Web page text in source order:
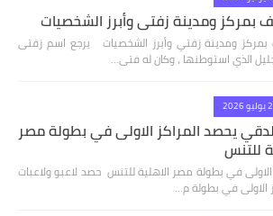
بمركز ومدينة زفتي وأبرز الشخصيات
بمركز ومدينة زفتي وأبرز الشخصيات يرجع اسم زفتى
الذي استوطنها ، وكان له فتى…
يحصد المراكز الاولى في بطولة مصر
للتنس
في بطولة مصر الاهلية للتنس حصد لاعبو ولاعبات
الاولى في بطولة م…